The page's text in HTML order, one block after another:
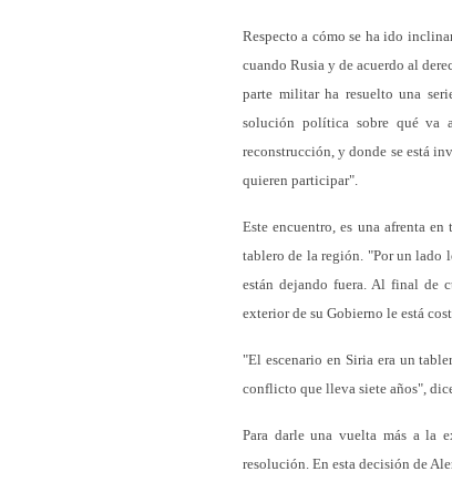
Respecto a cómo se ha ido
cuando Rusia y de acuerdo al
parte militar ha resuelto una
solución política sobre qué va
reconstrucción, y donde se está
quieren participar".
Este encuentro, es una afrenta
tablero de la región. "Por un lado
están dejando fuera. Al final de
exterior de su Gobierno le está
"El escenario en Siria era un
conflicto que lleva siete años",
Para darle una vuelta más a la
resolución. En esta decisión de